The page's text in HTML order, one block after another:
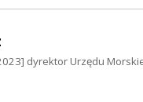
dyrektor Urzędu